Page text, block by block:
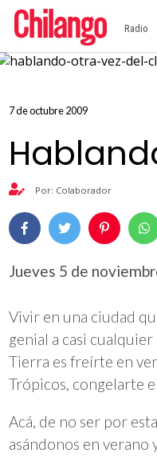
Radio
7 de octubre 2009
Por: Colaborador
Jueves 5 de
Vivir en una ciudad
genial a casi
Tierra es freírte en
Trópicos, congelarte
Acá, de no ser por
asándonos en verano